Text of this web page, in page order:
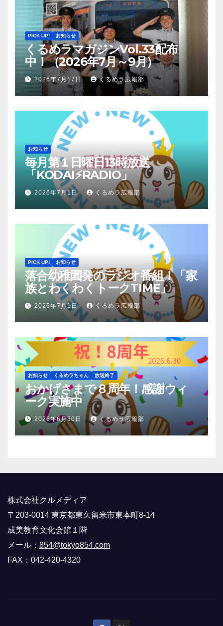
PICK UP! お知らせ
くるめラマガジンVol.33配布
中！（2026年7月～9月）
2026年7月17日 くるめラ広報部
お知らせ
毎月第１日曜日13時放送
「KODAI⚡RADIO」
2026年7月1日 くるめラ広報部
PICK UP! お知らせ
落合幼稚園発のラジオ番組！「家
族とわくわくトークTIME」
2026年7月1日 くるめラ広報部
お知らせ くるめラちゃん 放送終了
おかげさまで８周年！感謝ウィ
ーク実施中
2026年6月30日 くるめラ広報部
株式会社クルメディア
〒203-0014 東京都東久留米市東本町8-14
成美教育文化会館１階
メール： 854@tokyo854.com
FAX：042-420-4320